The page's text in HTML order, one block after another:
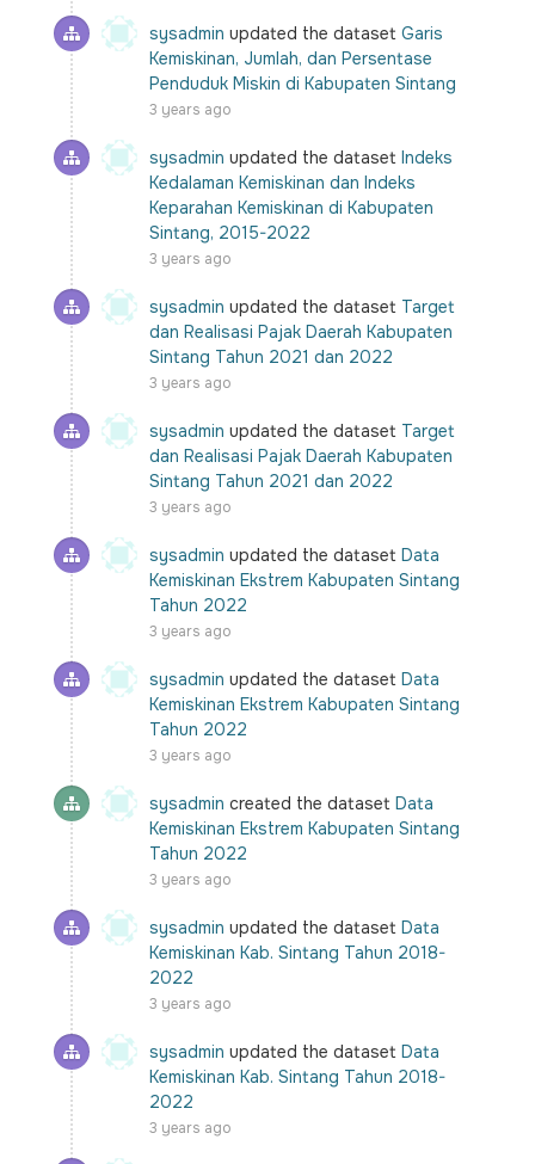
sysadmin updated the dataset Garis
Kemiskinan, Jumlah, dan Persentase
Penduduk Miskin di Kabupaten Sintang
3 years ago
sysadmin updated the dataset Indeks
Kedalaman Kemiskinan dan Indeks
Keparahan Kemiskinan di Kabupaten
Sintang, 2015-2022
3 years ago
sysadmin updated the dataset Target
dan Realisasi Pajak Daerah Kabupaten
Sintang Tahun 2021 dan 2022
3 years ago
sysadmin updated the dataset Target
dan Realisasi Pajak Daerah Kabupaten
Sintang Tahun 2021 dan 2022
3 years ago
sysadmin updated the dataset Data
Kemiskinan Ekstrem Kabupaten Sintang
Tahun 2022
3 years ago
sysadmin updated the dataset Data
Kemiskinan Ekstrem Kabupaten Sintang
Tahun 2022
3 years ago
sysadmin created the dataset Data
Kemiskinan Ekstrem Kabupaten Sintang
Tahun 2022
3 years ago
sysadmin updated the dataset Data
Kemiskinan Kab. Sintang Tahun 2018-
2022
3 years ago
sysadmin updated the dataset Data
Kemiskinan Kab. Sintang Tahun 2018-
2022
3 years ago